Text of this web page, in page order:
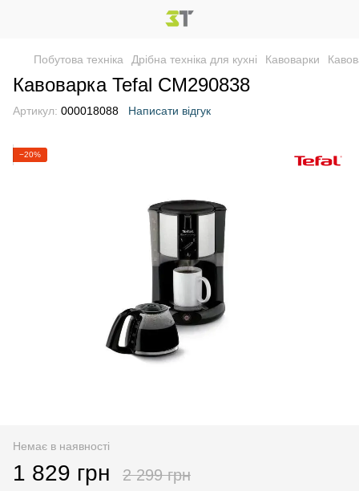
Побутова техніка Дрібна техніка для кухні Кавоварки
Кавоварка Tefal CM290838
Артикул: 000018088 Написати відгук
−20%
Немає в наявності
1 829 грн 2 299 грн